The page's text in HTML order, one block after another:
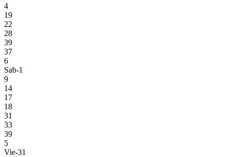
4
19
22
28
39
37
6
Sab-1
9
14
17
18
31
33
39
5
Vie-31